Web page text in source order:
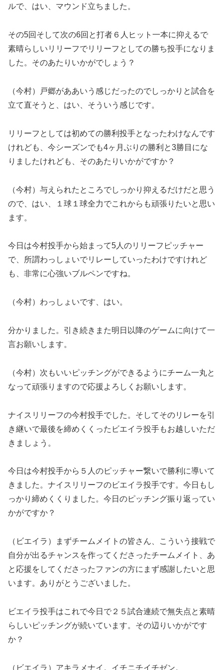
ルで、はい、マウンド立ちました。
その5回そして次の6回と打者６人ヒット一本に抑えるで
素晴らしいリリーフでリリーフとしての勝ち投手になりま
した。そのあたりいかがでしょう？
（今村）戸郷がああいう感じだったのでしっかりと試合を
立て直そうと、はい、そういう感じです。
リリーフとしては初めての勝利投手となったわけなんです
けれども、今シーズンでも4ヶ月ぶりの勝利と3勝目にな
りましたけれども、そのあたりいかがですか？
（今村）与えられたところでしっかり抑えるだけだと思う
ので、はい、１球１球全力でこれからも頑張りたいと思い
ます。
今日は今村投手から始まって5人のリリーフピッチャー
で、所謂わっしょいでリレーしていったわけですけれど
も、非常に心強いブルペンですね。
（今村）わっしょいです、はい。
分かりました。引き続きまた明日以降のゲームに向けて一
言お願いします。
（今村）次もいいピッチングができるようにチーム一丸と
なって頑張りますので応援よろしくお願いします。
ナイスリリーフの今村投手でした。そしてそのリレーを引
き継いで最後を締めくくったビエイラ投手もお越しいただ
きましょう。
今日は今村投手から５人のピッチャー繋いで勝利に導いて
きました。ナイスリリーフのビエイラ投手です。今日もし
っかり締めくくりました。今日のピッチング振り返ってい
かがですか？
（ビエイラ）まずチームメイトの皆さん、こういう接戦で
自分が出るチャンスを作ってくださったチームメイト、あ
と応援をしてくださったファンの方にまず感謝したいと思
います。ありがとうございました。
ビエイラ投手はこれで今日で２５試合連続で無失点と素晴
らしいピッチングが続いています。その辺りいかがです
か？
（ビエイラ）アキラメナイ。イチニチイチゼン。